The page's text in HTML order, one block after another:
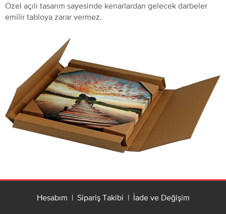
Özel açılı tasarım sayesinde kenarlardan gelecek darbeler
emilir tabloya zarar vermez.
Hesabım | Sipariş Takibi | İade ve Değişim